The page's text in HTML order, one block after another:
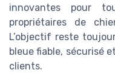
innovantes pour
propriétaires de
L’objectif reste
bleue fiable, sécurisé
clients.